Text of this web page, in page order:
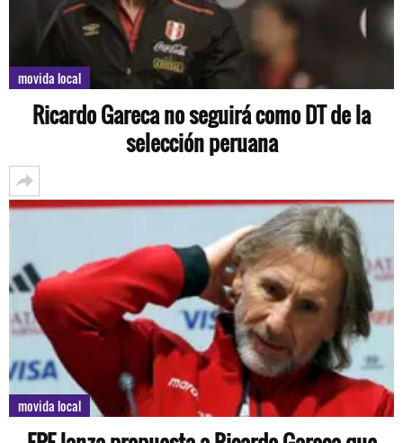
movida local
Ricardo Gareca no seguirá como DT de la
selección peruana
movida local